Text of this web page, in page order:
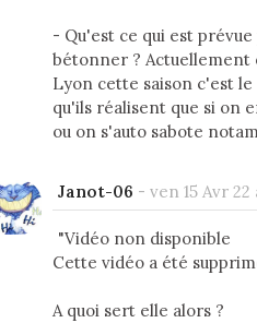
- Qu'est ce qui est
bétonner ? Actuellement
Lyon cette saison c'est
qu'ils réalisent que si on
ou on s'auto sabote
Janot-06 - ven 15 Avr 22
"Vidéo non disponible
Cette vidéo a été
A quoi sert elle alors ?